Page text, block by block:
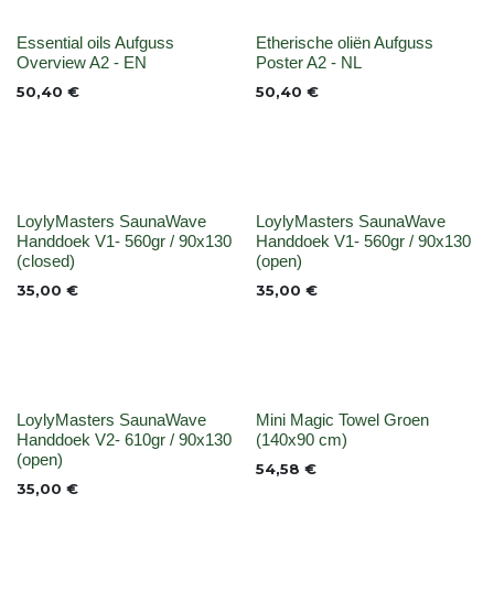
None
Essential oils Aufguss
Overview A2 - EN
50,40 €
None
Etherische oliën Aufguss
Poster A2 - NL
50,40 €
Niet op voorraad
LoylyMasters SaunaWave
Handdoek V1- 560gr / 90x130
(closed)
35,00 €
None
LoylyMasters SaunaWave
Handdoek V1- 560gr / 90x130
(open)
35,00 €
None
LoylyMasters SaunaWave
Handdoek V2- 610gr / 90x130
(open)
35,00 €
None
Mini Magic Towel Groen
(140x90 cm)
54,58 €